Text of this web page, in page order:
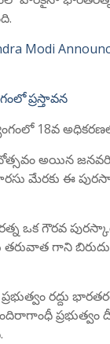
Modi
ప్రస్తావన
18వ
అయిన జనవరి
మేరకు ఈ
ఒక గౌరవ
తరువాత గాని
రద్దు
ప్రభుత్వం